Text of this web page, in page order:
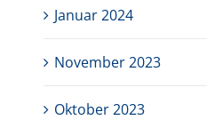
Januar 2024
November 2023
Oktober 2023